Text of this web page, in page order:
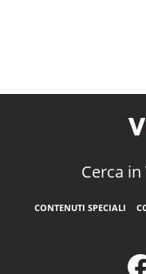
Cerca
CONTENUTI SPECIALI